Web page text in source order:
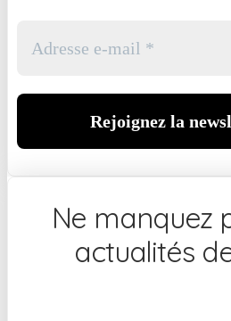
Ne manquez
actualités